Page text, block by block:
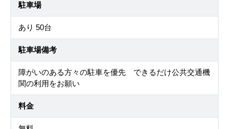
駐車場
あり 50台
駐車場備考
障がいのある方々の駐車を優先 できるだけ公共交通機
関の利用をお願い
料金